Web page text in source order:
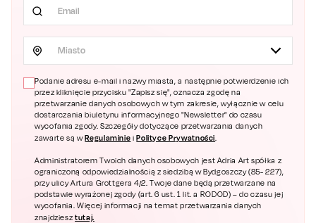
Miasto
Podanie adresu e-mail i nazwy miasta, a następnie potwierdzenie ich
przez kliknięcie przycisku "Zapisz się", oznacza zgodę na
przetwarzanie danych osobowych w tym zakresie, wyłącznie w celu
dostarczania biuletynu informacyjnego "Newsletter" do czasu
wycofania zgody. Szczegóły dotyczące przetwarzania danych
zawarte są wRegulaminie iPolityce Prywatności
Administratorem Twoich danych osobowych jest Adria Art spółka z
ograniczoną odpowiedzialnością z siedzibą w Bydgoszczy (85- 227),
przy ulicy Artura Grottgera 4/2. Twoje dane będą przetwarzane na
podstawie wyrażonej zgody (art. 6 ust. 1 lit. a RODOD) – do czasu jej
wycofania. Więcej informacji na temat przetwarzania danych
znajdziesztutaj.